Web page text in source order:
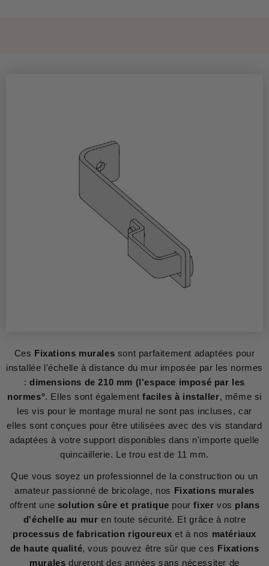
Ces Fixations murales sont parfaitement adaptées pour
installée l'échelle à distance du mur imposée par les normes
:dimensions de 210 mm (l'espace imposé par les
normes°. Elles sont égalementfaciles à installer, même si
les vis pour le montage mural ne sont pas incluses, car
elles sont conçues pour être utilisées avec des vis standard
adaptées à votre support disponibles dans n'importe quelle
quincaillerie. Le trou est de 11 mm.
Que vous soyez un professionnel de la construction ou un
amateur passionné de bricolage, nos Fixations murales
offrent une solution sûre et pratique pourfixer vos plans
d'échelle au mur en toute sécurité. Et grâce à notre
processus de fabrication rigoureux et à nos matériaux
de haute qualité, vous pouvez être sûr que ces Fixations
murales dureront des années sans nécessiter de